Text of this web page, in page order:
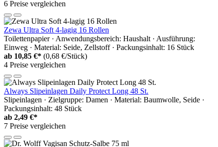
6 Preise vergleichen
Zewa Ultra Soft 4-lagig 16 Rollen
Toilettenpapier · Anwendungsbereich: Haushalt · Ausführung:
Einweg · Material: Seide, Zellstoff · Packungsinhalt: 16 Stück
ab 10,85 €* (0,68 €/Stück)
4 Preise vergleichen
Always Slipeinlagen Daily Protect Long 48 St.
Slipeinlagen · Zielgruppe: Damen · Material: Baumwolle, Seide ·
Packungsinhalt: 48 Stück
ab 2,49 €*
7 Preise vergleichen